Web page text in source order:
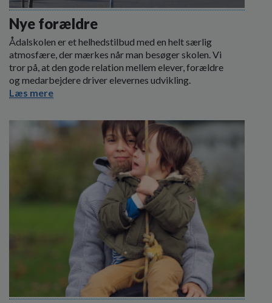
Nye forældre
Ådalskolen er et helhedstilbud med en helt særlig
atmosfære, der mærkes når man besøger skolen. Vi
tror på, at den gode relation mellem elever, forældre
og medarbejdere driver elevernes udvikling.
Læs mere